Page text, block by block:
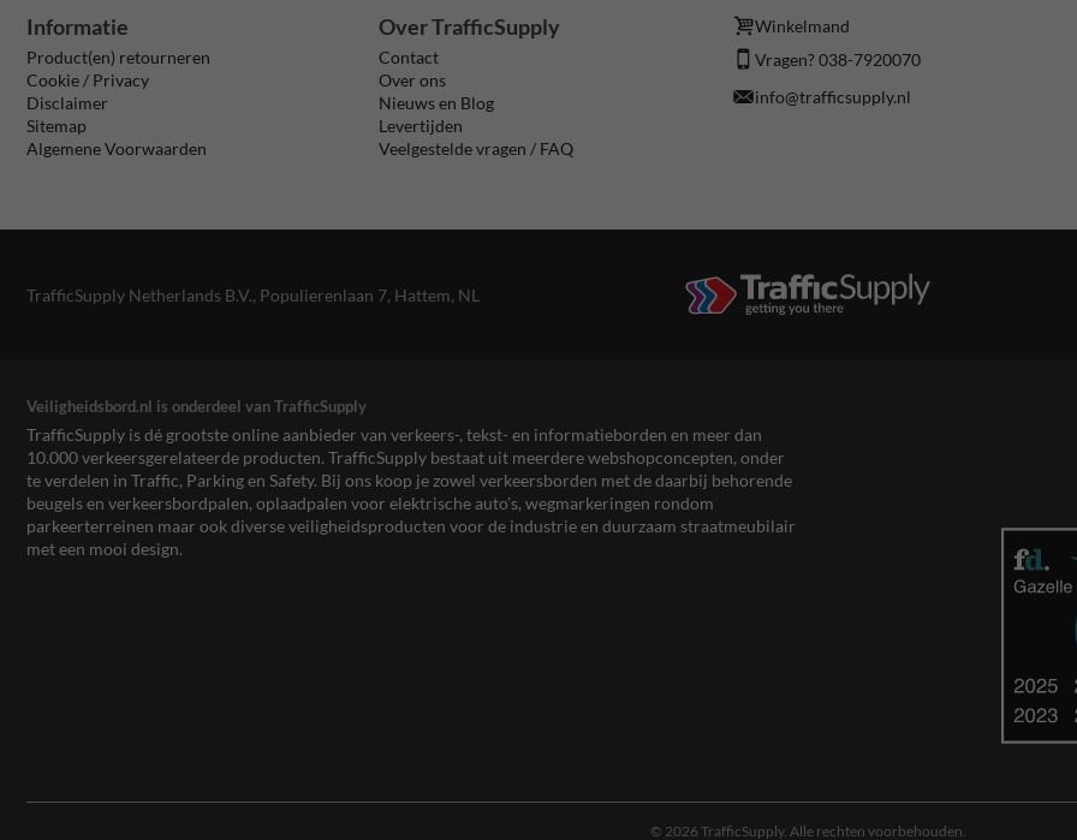
Informatie
Product(en) retourneren
Cookie / Privacy
Disclaimer
Sitemap
Algemene Voorwaarden
Over TrafficSupply
Contact
Over ons
Nieuws en Blog
Levertijden
Veelgestelde vragen / FAQ
Winkelmand
Vragen? 038-7920070
info@trafficsupply.nl
TrafficSupply Netherlands B.V., Populierenlaan 7, Hattem, NL
Veiligheidsbord.nl is onderdeel van TrafficSupply
TrafficSupply is dé grootste online aanbieder van verkeers-, tekst- en informatieborden en meer dan
10.000 verkeersgerelateerde producten. TrafficSupply bestaat uit meerdere webshopconcepten, onder
te verdelen in Traffic, Parking en Safety. Bij ons koop je zowel verkeersborden met de daarbij behorende
beugels en verkeersbordpalen, oplaadpalen voor elektrische auto’s, wegmarkeringen rondom
parkeerterreinen maar ook diverse veiligheidsproducten voor de industrie en duurzaam straatmeubilair
met een mooi design.
© 2026 TrafficSupply. Alle rechten voorbehouden.